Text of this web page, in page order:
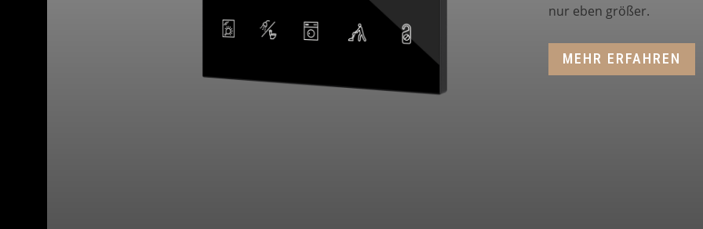
nur eben größer.
MEHR ERFAHREN